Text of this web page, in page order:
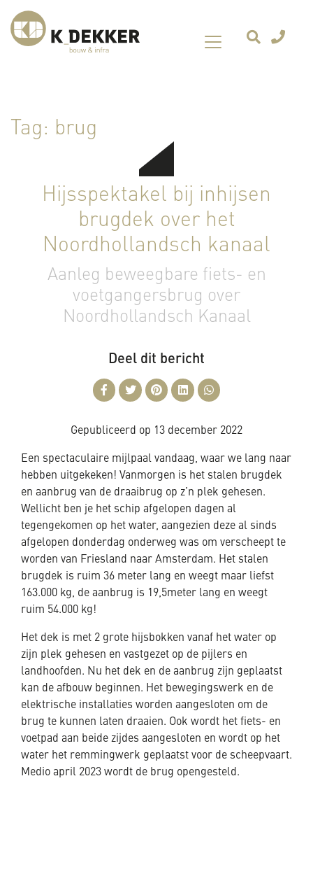
Tag: brug
Hijsspektakel bij inhijsen
brugdek over het
Noordhollandsch kanaal
Aanleg beweegbare fiets- en
voetgangersbrug over
Noordhollandsch Kanaal
Deel dit bericht
Gepubliceerd op 13 december 2022
Een spectaculaire mijlpaal vandaag, waar we lang naar
hebben uitgekeken! Vanmorgen is het stalen brugdek
en aanbrug van de draaibrug op z’n plek gehesen.
Wellicht ben je het schip afgelopen dagen al
tegengekomen op het water, aangezien deze al sinds
afgelopen donderdag onderweg was om verscheept te
worden van Friesland naar Amsterdam. Het stalen
brugdek is ruim 36 meter lang en weegt maar liefst
163.000 kg, de aanbrug is 19,5meter lang en weegt
ruim 54.000 kg!
Het dek is met 2 grote hijsbokken vanaf het water op
zijn plek gehesen en vastgezet op de pijlers en
landhoofden. Nu het dek en de aanbrug zijn geplaatst
kan de afbouw beginnen. Het bewegingswerk en de
elektrische installaties worden aangesloten om de
brug te kunnen laten draaien. Ook wordt het fiets- en
voetpad aan beide zijdes aangesloten en wordt op het
water het remmingwerk geplaatst voor de scheepvaart.
Medio april 2023 wordt de brug opengesteld.